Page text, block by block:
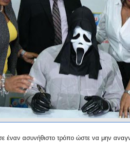
έναν ασυνήθιστο τρόπο ώστε να μην